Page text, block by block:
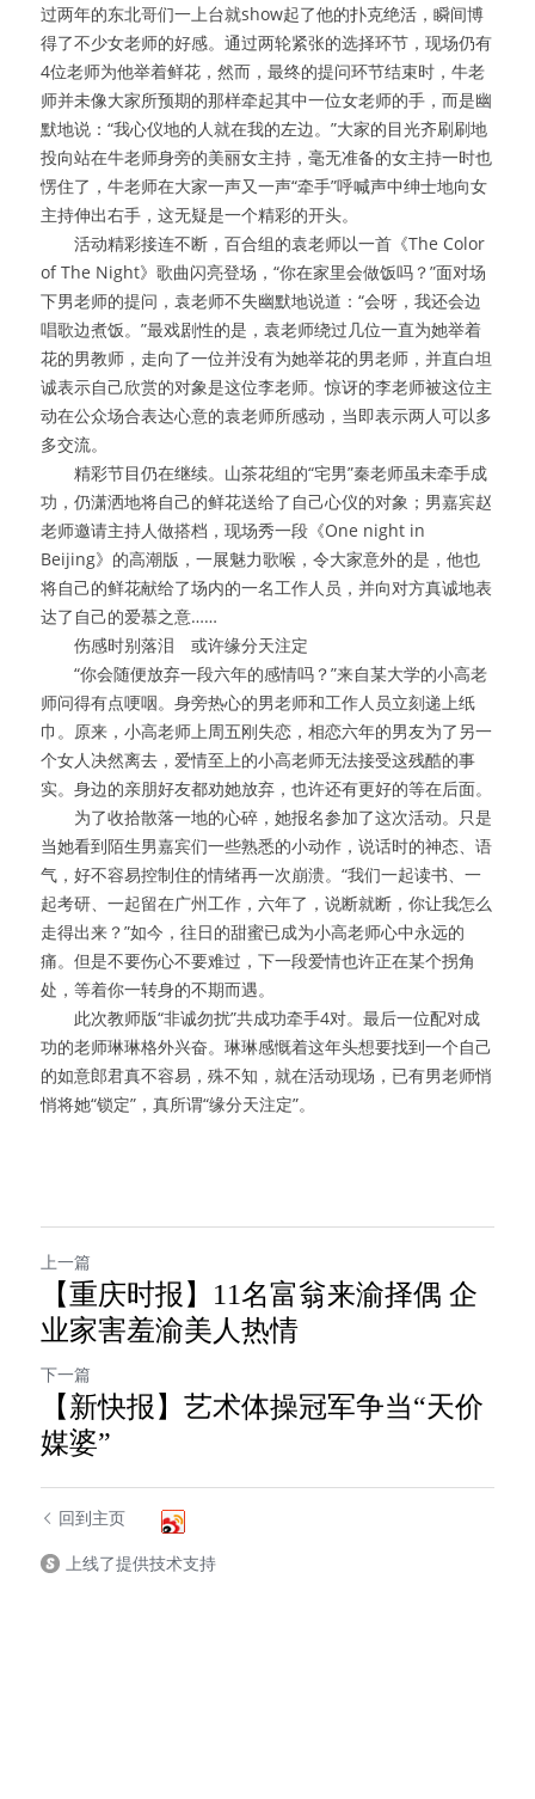
过两年的东北哥们一上台就show起了他的扑克绝活，瞬间博
得了不少女老师的好感。通过两轮紧张的选择环节，现场仍有
4位老师为他举着鲜花，然而，最终的提问环节结束时，牛老
师并未像大家所预期的那样牵起其中一位女老师的手，而是幽
默地说：“我心仪地的人就在我的左边。”大家的目光齐刷刷地
投向站在牛老师身旁的美丽女主持，毫无准备的女主持一时也
愣住了，牛老师在大家一声又一声“牵手”呼喊声中绅士地向女
主持伸出右手，这无疑是一个精彩的开头。
活动精彩接连不断，百合组的袁老师以一首《The Color
of The Night》歌曲闪亮登场，“你在家里会做饭吗？”面对场
下男老师的提问，袁老师不失幽默地说道：“会呀，我还会边
唱歌边煮饭。”最戏剧性的是，袁老师绕过几位一直为她举着
花的男教师，走向了一位并没有为她举花的男老师，并直白坦
诚表示自己欣赏的对象是这位李老师。惊讶的李老师被这位主
动在公众场合表达心意的袁老师所感动，当即表示两人可以多
多交流。
精彩节目仍在继续。山茶花组的“宅男”秦老师虽未牵手成
功，仍潇洒地将自己的鲜花送给了自己心仪的对象；男嘉宾赵
老师邀请主持人做搭档，现场秀一段《One night in
Beijing》的高潮版，一展魅力歌喉，令大家意外的是，他也
将自己的鲜花献给了场内的一名工作人员，并向对方真诚地表
达了自己的爱慕之意……
伤感时别落泪　或许缘分天注定
“你会随便放弃一段六年的感情吗？”来自某大学的小高老
师问得有点哽咽。身旁热心的男老师和工作人员立刻递上纸
巾。原来，小高老师上周五刚失恋，相恋六年的男友为了另一
个女人决然离去，爱情至上的小高老师无法接受这残酷的事
实。身边的亲朋好友都劝她放弃，也许还有更好的等在后面。
为了收拾散落一地的心碎，她报名参加了这次活动。只是
当她看到陌生男嘉宾们一些熟悉的小动作，说话时的神态、语
气，好不容易控制住的情绪再一次崩溃。“我们一起读书、一
起考研、一起留在广州工作，六年了，说断就断，你让我怎么
走得出来？”如今，往日的甜蜜已成为小高老师心中永远的
痛。但是不要伤心不要难过，下一段爱情也许正在某个拐角
处，等着你一转身的不期而遇。
此次教师版“非诚勿扰”共成功牵手4对。最后一位配对成
功的老师琳琳格外兴奋。琳琳感慨着这年头想要找到一个自己
的如意郎君真不容易，殊不知，就在活动现场，已有男老师悄
悄将她“锁定”，真所谓“缘分天注定”。
上一篇
【重庆时报】11名富翁来渝择偶 企
业家害羞渝美人热情
下一篇
【新快报】艺术体操冠军争当“天价
媒婆”
回到主页
上线了提供技术支持